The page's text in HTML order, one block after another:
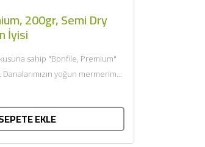
200gr, Semi Dry
İyisi
sahip "Bonfile, Premium"
EKLE